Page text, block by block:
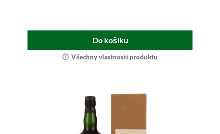
Do košíku
Všechny vlastnosti produktu